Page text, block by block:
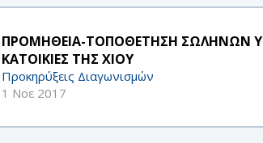
ΠΡΟΜΗΘΕΙΑ-ΤΟΠΟΘΕΤΗΣΗ ΣΩΛΗΝΩΝ
ΚΑΤΟΙΚΙΕΣ ΤΗΣ ΧΙΟΥ
Προκηρύξεις Διαγωνισμών
1 Νοε 2017